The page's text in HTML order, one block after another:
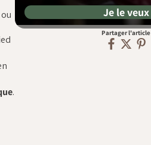
.
Je le veux
Partager l'article